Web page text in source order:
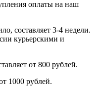
оплаты на наш
составляет 3-4 недели.
курьерскими и
от 800 рублей.
1000 рублей.